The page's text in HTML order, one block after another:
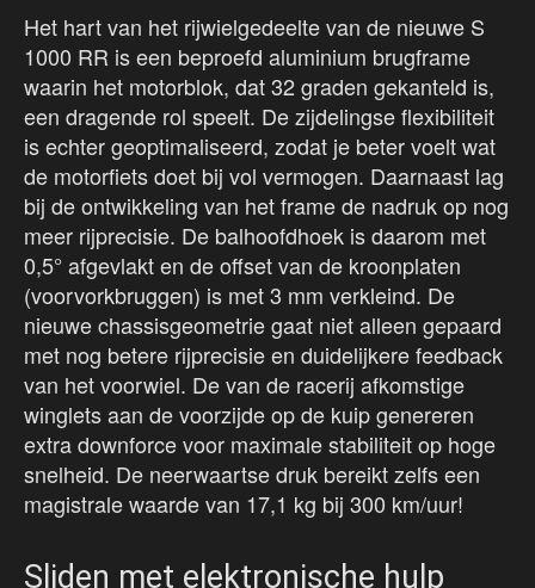
Het hart van het rijwielgedeelte van de nieuwe S
1000 RR is een beproefd aluminium brugframe
waarin het motorblok, dat 32 graden gekanteld is,
een dragende rol speelt. De zijdelingse flexibiliteit
is echter geoptimaliseerd, zodat je beter voelt wat
de motorfiets doet bij vol vermogen. Daarnaast lag
bij de ontwikkeling van het frame de nadruk op nog
meer rijprecisie. De balhoofdhoek is daarom met
0,5° afgevlakt en de offset van de kroonplaten
(voorvorkbruggen) is met 3 mm verkleind. De
nieuwe chassisgeometrie gaat niet alleen gepaard
met nog betere rijprecisie en duidelijkere feedback
van het voorwiel. De van de racerij afkomstige
winglets aan de voorzijde op de kuip genereren
extra downforce voor maximale stabiliteit op hoge
snelheid. De neerwaartse druk bereikt zelfs een
magistrale waarde van 17,1 kg bij 300 km/uur!
Sliden met elektronische hulp